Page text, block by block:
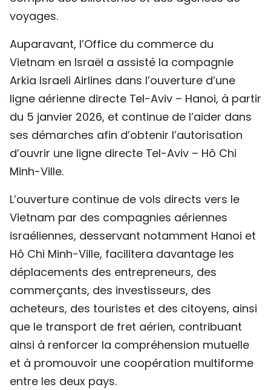
voyages.
Auparavant, l’Office du commerce du
Vietnam en Israël a assisté la compagnie
Arkia Israeli Airlines dans l’ouverture d’une
ligne aérienne directe Tel-Aviv – Hanoi, à partir
du 5 janvier 2026, et continue de l’aider dans
ses démarches afin d’obtenir l’autorisation
d’ouvrir une ligne directe Tel-Aviv – Hô Chi
Minh-Ville.
L’ouverture continue de vols directs vers le
Vietnam par des compagnies aériennes
israéliennes, desservant notamment Hanoi et
Hô Chi Minh-Ville, facilitera davantage les
déplacements des entrepreneurs, des
commerçants, des investisseurs, des
acheteurs, des touristes et des citoyens, ainsi
que le transport de fret aérien, contribuant
ainsi à renforcer la compréhension mutuelle
et à promouvoir une coopération multiforme
entre les deux pays.